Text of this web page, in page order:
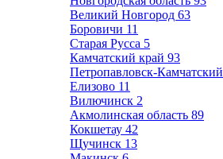
Великий Новгород 63
Боровичи 11
Старая Русса 5
Камчатский край 93
Петропавловск-Камчатский
Елизово 11
Вилючинск 2
Акмолинская область 89
Кокшетау 42
Щучинск 13